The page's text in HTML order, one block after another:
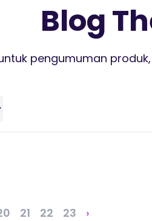
Blog
pengumuman
21 22 23 ›